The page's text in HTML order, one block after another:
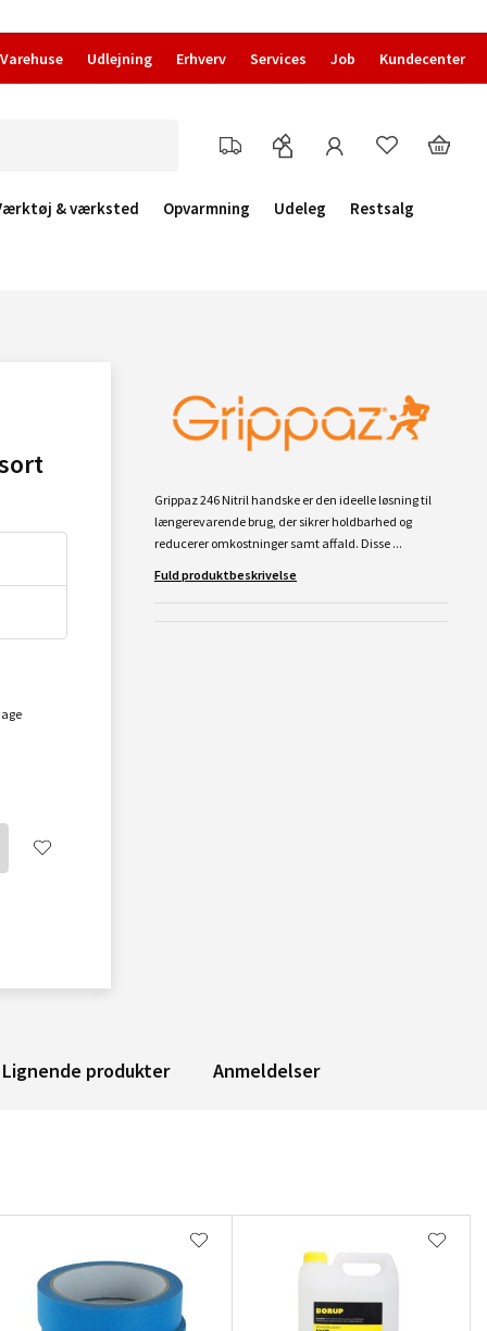
Varehuse Udlejning Erhverv Services Job Kundecenter
& værksted Opvarmning Udeleg
Restsalg
Grippaz 246 Nitril handske er den ideelle løsning til
længerevarende brug, der sikrer holdbarhed og
reducerer omkostninger samt affald. Disse ...
Fuld produktbeskrivelse
Lignende produkter Anmeldelser